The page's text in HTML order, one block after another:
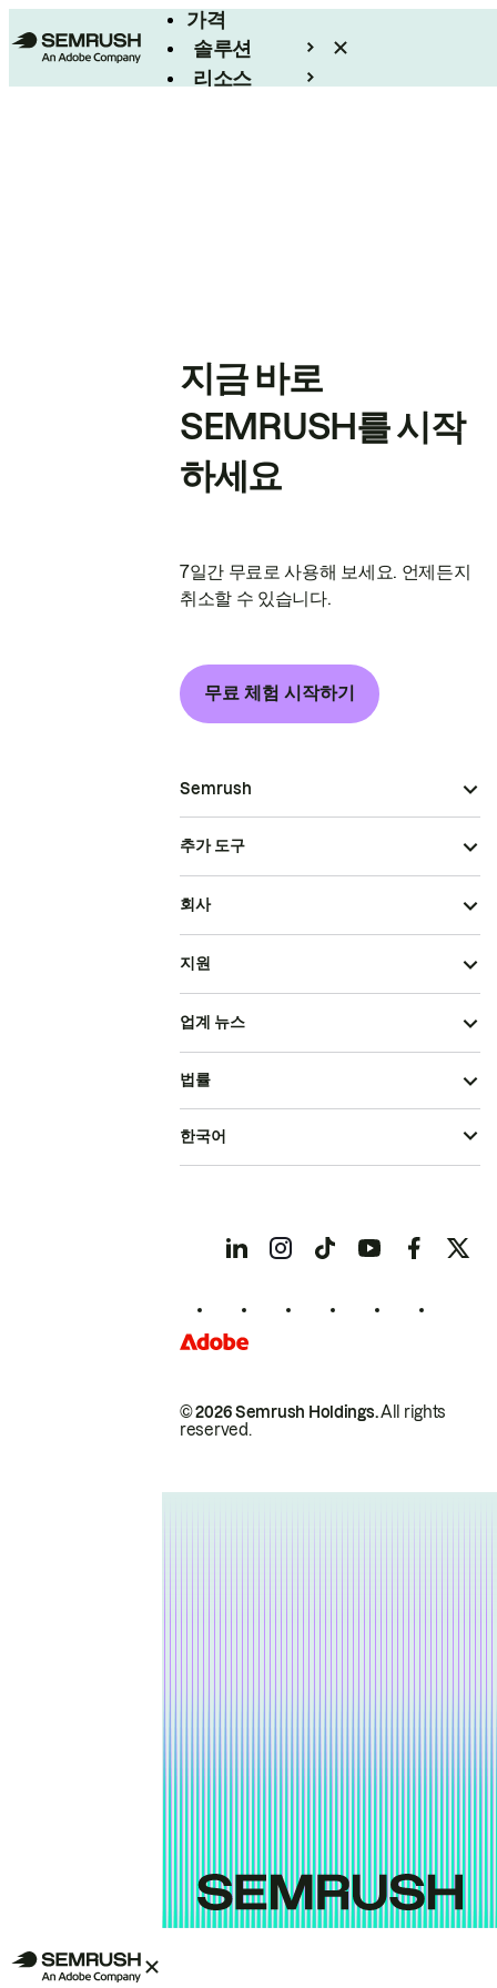
가격
솔루션
리소스
지금 바로
SEMRUSH를 시작
하세요
7일간 무료로 사용해 보세요. 언제든지
취소할 수 있습니다.
무료 체험 시작하기
Semrush
추가 도구
회사
지원
업계 뉴스
© 2026 Semrush Holdings.All rights
reserved.
법률
한국어